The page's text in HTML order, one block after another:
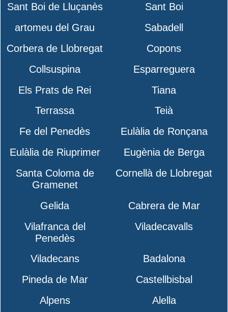
Sant Boi de Lluçanès
Sant Boi
artomeu del Grau
Sabadell
Corbera de Llobregat
Copons
Collsuspina
Esparreguera
Els Prats de Rei
Tiana
Terrassa
Teià
Fe del Penedès
Eulàlia de Ronçana
Eulàlia de Riuprimer
Eugènia de Berga
Santa Coloma de
Gramenet
Cornellà de Llobregat
Gelida
Cabrera de Mar
Vilafranca del
Penedès
Viladecavalls
Viladecans
Badalona
Pineda de Mar
Castellbisbal
Alpens
Alella